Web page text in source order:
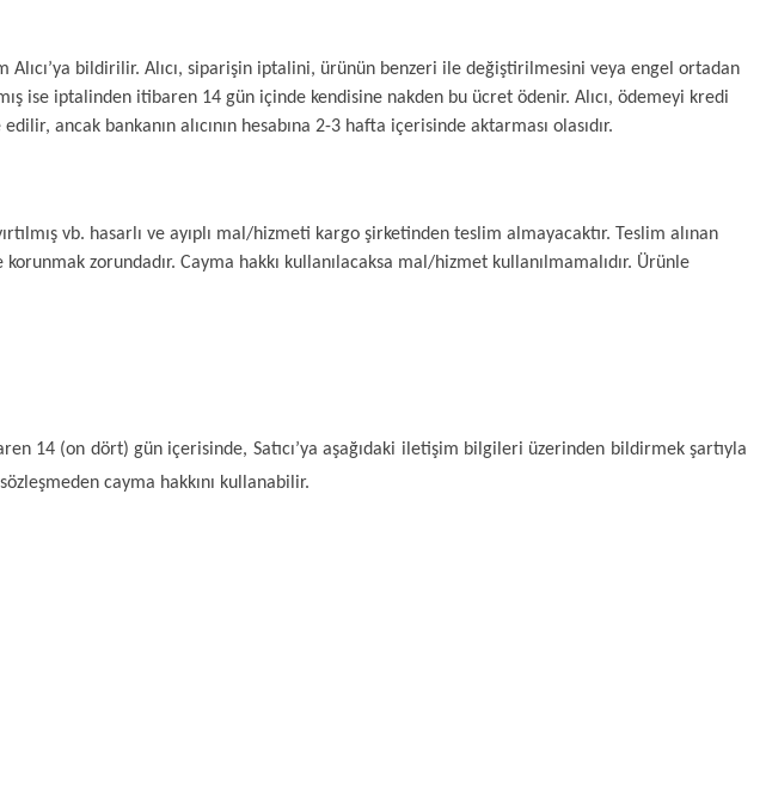
bildirilir. Alıcı, siparişin iptalini, ürünün benzeri ile değiştirilmesini veya engel ortadan
ise iptalinden itibaren 14 gün içinde kendisine nakden bu ücret ödenir. Alıcı, ödemeyi kredi
ancak bankanın alıcının hesabına 2-3 hafta içerisinde aktarması olasıdır.
vb. hasarlı ve ayıplı mal/hizmeti kargo şirketinden teslim almayacaktır. Teslim alınan
zorundadır. Cayma hakkı kullanılacaksa mal/hizmet kullanılmamalıdır. Ürünle
14 (on dört) gün içerisinde, Satıcı’ya aşağıdaki iletişim bilgileri üzerinden bildirmek şartıyla
cayma hakkını kullanabilir.